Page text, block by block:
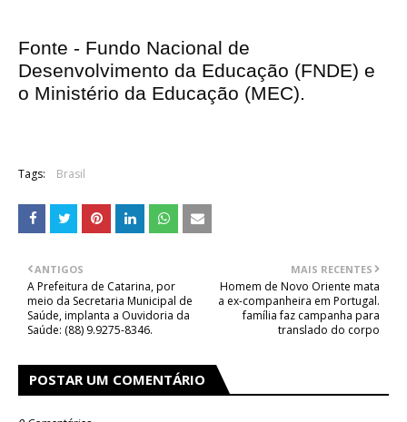
Fonte - Fundo Nacional de
Desenvolvimento da Educação (FNDE) e
o Ministério da Educação (MEC).
Tags: Brasil
MAIS RECENTES
Homem de Novo Oriente mata
a ex-companheira em Portugal.
família faz campanha para
translado do corpo
ANTIGOS
A Prefeitura de Catarina, por
meio da Secretaria Municipal de
Saúde, implanta a Ouvidoria da
Saúde: (88) 9.9275-8346.
POSTAR UM COMENTÁRIO